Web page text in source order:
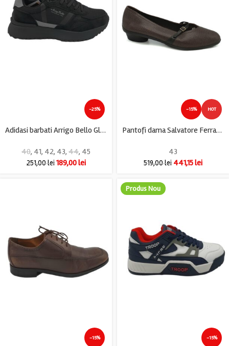
-25%
Adidasi barbati Arrigo Bello Glory, imitatie de piele, material textil, negru gri
40, 41, 42, 43, 44, 45
251,00lei 189,00lei
-15% HOT
Pantofi dama Salvatore Ferragamo 43 , piele , maro
43
519,00lei 441,15lei
-15%
Produs Nou
-15%